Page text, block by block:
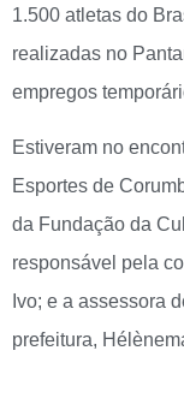
1.500 atletas do
realizadas no
empregos
Estiveram no
Esportes de
da Fundação da
responsável pela
Ivo; e a assessora
prefeitura,